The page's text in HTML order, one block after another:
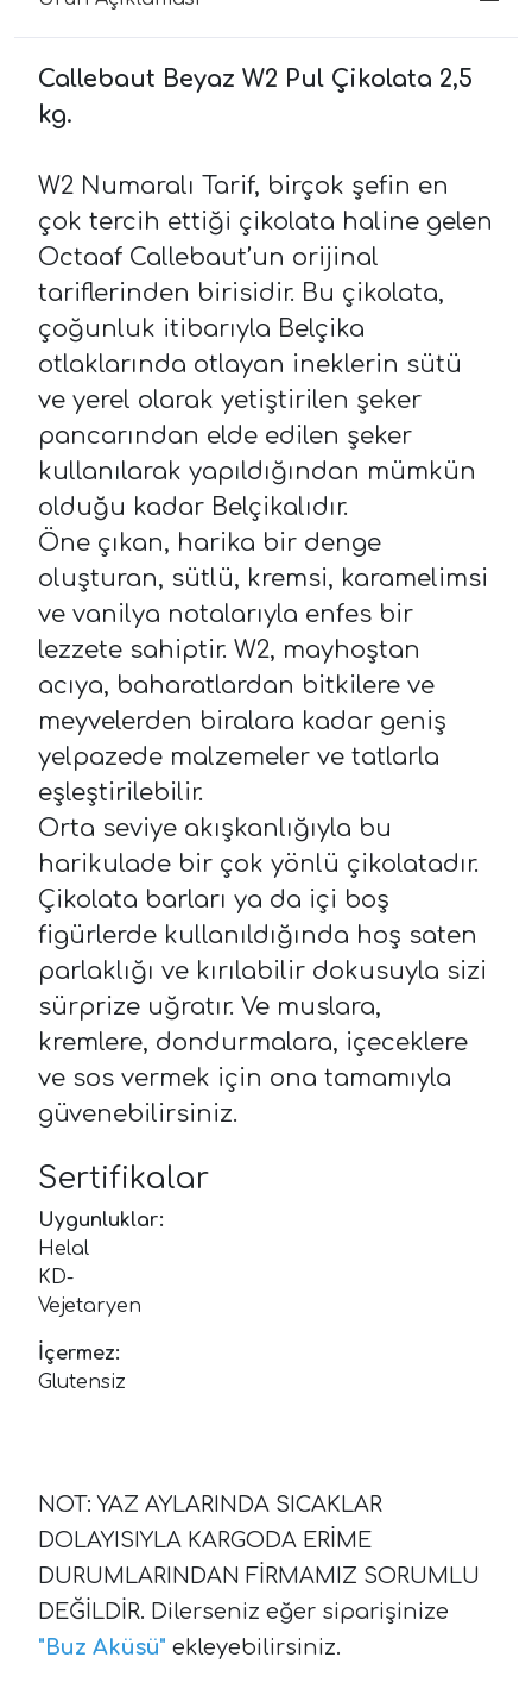
Callebaut Beyaz W2 Pul Çikolata 2,5
kg.
W2 Numaralı Tarif, birçok şefin en
çok tercih ettiği çikolata haline gelen
Octaaf Callebaut’un orijinal
tariflerinden birisidir. Bu çikolata,
çoğunluk itibarıyla Belçika
otlaklarında otlayan ineklerin sütü
ve yerel olarak yetiştirilen şeker
pancarından elde edilen şeker
kullanılarak yapıldığından mümkün
olduğu kadar Belçikalıdır.
Öne çıkan, harika bir denge
oluşturan, sütlü, kremsi, karamelimsi
ve vanilya notalarıyla enfes bir
lezzete sahiptir. W2, mayhoştan
acıya, baharatlardan bitkilere ve
meyvelerden biralara kadar geniş
yelpazede malzemeler ve tatlarla
eşleştirilebilir.
Orta seviye akışkanlığıyla bu
harikulade bir çok yönlü çikolatadır.
Çikolata barları ya da içi boş
figürlerde kullanıldığında hoş saten
parlaklığı ve kırılabilir dokusuyla sizi
sürprize uğratır. Ve muslara,
kremlere, dondurmalara, içeceklere
ve sos vermek için ona tamamıyla
güvenebilirsiniz.
Sertifikalar
Uygunluklar:
Helal
KD-
Vejetaryen
İçermez:
Glutensiz
NOT: YAZ AYLARINDA SICAKLAR
DOLAYISIYLA KARGODA ERİME
DURUMLARINDAN FİRMAMIZ SORUMLU
DEĞİLDİR. Dilerseniz eğer siparişinize
"Buz Aküsü" ekleyebilirsiniz.